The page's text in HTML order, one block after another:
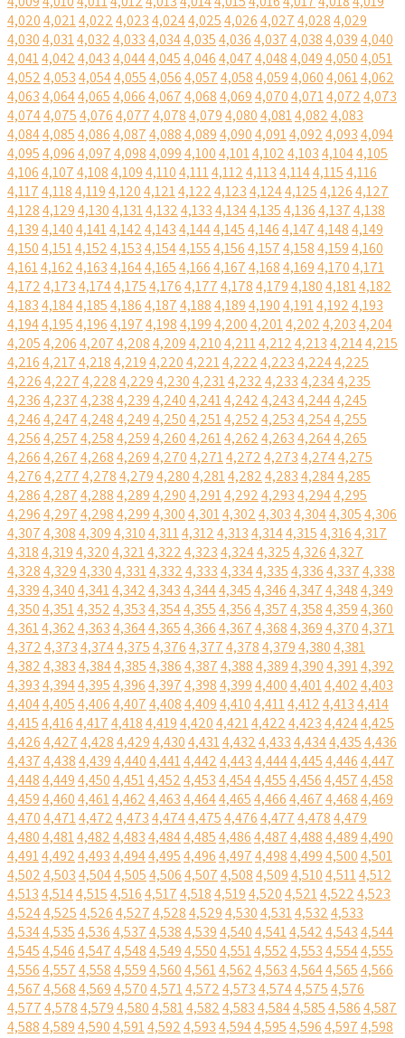
4,0204,0214,0224,0234,0244,0254,0264,0274,0284,029
4,0304,0314,0324,0334,0344,0354,0364,0374,0384,0394,040
4,0414,0424,0434,0444,0454,0464,0474,0484,0494,0504,051
4,0524,0534,0544,0554,0564,0574,0584,0594,0604,0614,062
4,0634,0644,0654,0664,0674,0684,0694,0704,0714,0724,073
4,0744,0754,0764,0774,0784,0794,0804,0814,0824,083
4,0844,0854,0864,0874,0884,0894,0904,0914,0924,0934,094
4,0954,0964,0974,0984,0994,1004,1014,1024,1034,1044,105
4,1064,1074,1084,1094,1104,1114,1124,1134,1144,1154,116
4,1174,1184,1194,1204,1214,1224,1234,1244,1254,1264,127
4,1284,1294,1304,1314,1324,1334,1344,1354,1364,1374,138
4,1394,1404,1414,1424,1434,1444,1454,1464,1474,1484,149
4,1504,1514,1524,1534,1544,1554,1564,1574,1584,1594,160
4,1614,1624,1634,1644,1654,1664,1674,1684,1694,1704,171
4,1724,1734,1744,1754,1764,1774,1784,1794,1804,1814,182
4,1834,1844,1854,1864,1874,1884,1894,1904,1914,1924,193
4,1944,1954,1964,1974,1984,1994,2004,2014,2024,2034,204
4,2054,2064,2074,2084,2094,2104,2114,2124,2134,2144,215
4,2164,2174,2184,2194,2204,2214,2224,2234,2244,225
4,2264,2274,2284,2294,2304,2314,2324,2334,2344,235
4,2364,2374,2384,2394,2404,2414,2424,2434,2444,245
4,2464,2474,2484,2494,2504,2514,2524,2534,2544,255
4,2564,2574,2584,2594,2604,2614,2624,2634,2644,265
4,2664,2674,2684,2694,2704,2714,2724,2734,2744,275
4,2764,2774,2784,2794,2804,2814,2824,2834,2844,285
4,2864,2874,2884,2894,2904,2914,2924,2934,2944,295
4,2964,2974,2984,2994,3004,3014,3024,3034,3044,3054,306
4,3074,3084,3094,3104,3114,3124,3134,3144,3154,3164,317
4,3184,3194,3204,3214,3224,3234,3244,3254,3264,327
4,3284,3294,3304,3314,3324,3334,3344,3354,3364,3374,338
4,3394,3404,3414,3424,3434,3444,3454,3464,3474,3484,349
4,3504,3514,3524,3534,3544,3554,3564,3574,3584,3594,360
4,3614,3624,3634,3644,3654,3664,3674,3684,3694,3704,371
4,3724,3734,3744,3754,3764,3774,3784,3794,3804,381
4,3824,3834,3844,3854,3864,3874,3884,3894,3904,3914,392
4,3934,3944,3954,3964,3974,3984,3994,4004,4014,4024,403
4,4044,4054,4064,4074,4084,4094,4104,4114,4124,4134,414
4,4154,4164,4174,4184,4194,4204,4214,4224,4234,4244,425
4,4264,4274,4284,4294,4304,4314,4324,4334,4344,4354,436
4,4374,4384,4394,4404,4414,4424,4434,4444,4454,4464,447
4,4484,4494,4504,4514,4524,4534,4544,4554,4564,4574,458
4,4594,4604,4614,4624,4634,4644,4654,4664,4674,4684,469
4,4704,4714,4724,4734,4744,4754,4764,4774,4784,479
4,4804,4814,4824,4834,4844,4854,4864,4874,4884,4894,490
4,4914,4924,4934,4944,4954,4964,4974,4984,4994,5004,501
4,5024,5034,5044,5054,5064,5074,5084,5094,5104,5114,512
4,5134,5144,5154,5164,5174,5184,5194,5204,5214,5224,523
4,5244,5254,5264,5274,5284,5294,5304,5314,5324,533
4,5344,5354,5364,5374,5384,5394,5404,5414,5424,5434,544
4,5454,5464,5474,5484,5494,5504,5514,5524,5534,5544,555
4,5564,5574,5584,5594,5604,5614,5624,5634,5644,5654,566
4,5674,5684,5694,5704,5714,5724,5734,5744,5754,576
4,5774,5784,5794,5804,5814,5824,5834,5844,5854,5864,587
4,5884,5894,5904,5914,5924,5934,5944,5954,5964,5974,598